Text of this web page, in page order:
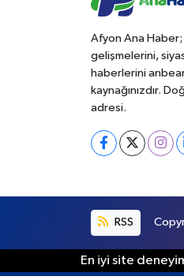
Afyon Ana
gelişmelerini,
haberlerini
kaynağınızdır.
adresi.
RSS
En iyi site